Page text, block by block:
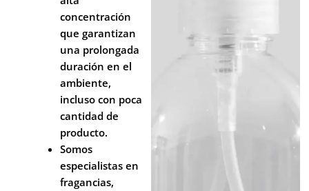
concentración
que garantizan
una prolongada
duración en el
ambiente,
incluso con poca
cantidad de
producto.
Somos
especialistas en
fragancias,